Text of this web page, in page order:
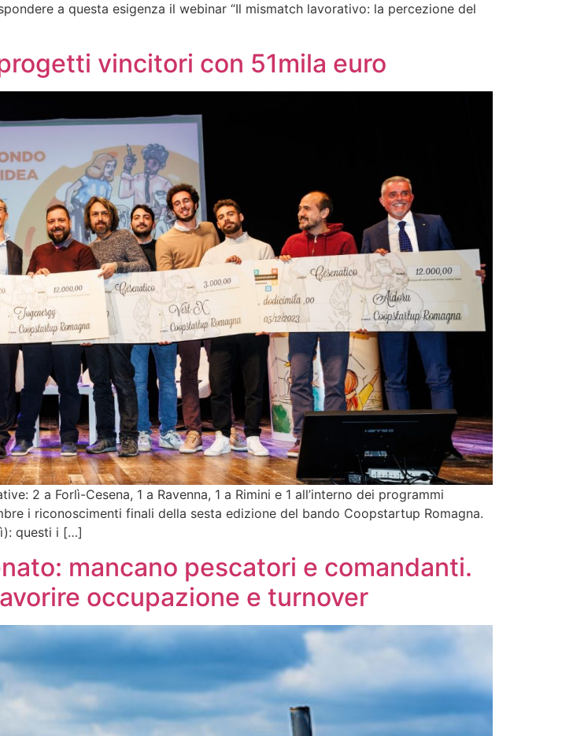
a questa esigenza il webinar “Il mismatch lavorativo: la percezione del
vincitori con 51mila euro
2 a Forlì-Cesena, 1 a Ravenna, 1 a Rimini e 1 all’interno dei programmi
i riconoscimenti finali della sesta edizione del bando Coopstartup Romagna.
questi i […]
mancano pescatori e comandanti.
occupazione e turnover